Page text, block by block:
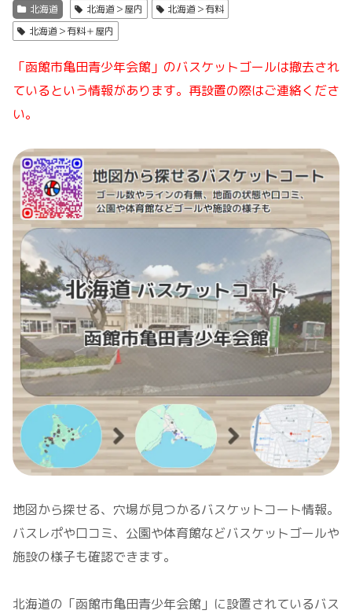
北海道 北海道＞屋内
北海道＞有料
北海道＞有料＋屋内
「函館市亀田青少年会館」のバスケットゴールは撤去され
ているという情報があります。再設置の際はご連絡くださ
い。
地図から探せる、穴場が見つかるバスケットコート情報。
バスレポや口コミ、公園や体育館などバスケットゴールや
施設の様子も確認できます。
北海道の「函館市亀田青少年会館」に設置されているバス